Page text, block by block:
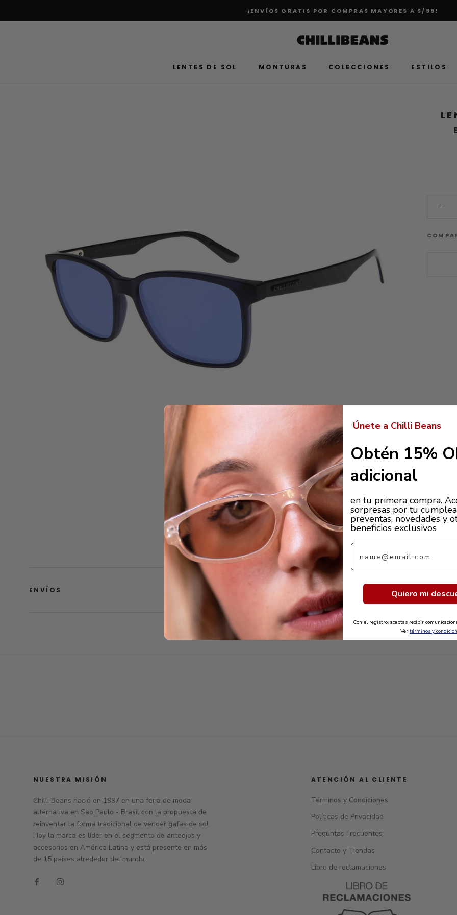
¡ENVÍOS GRATIS POR COMPRAS MAYORES A S/99!
LENTES DE SOL MONTURAS COLECCIONES ESTILOS
ENVÍOS
NUESTRA MISIÓN
Chilli Beans nació en 1997 en una feria de moda
alternativa en Sao Paulo - Brasil con la propuesta de
reinventar la forma tradicional de vender gafas de sol.
Hoy la marca es líder en el segmento de anteojos y
accesorios en América Latina y está presente en más
de 15 países alrededor del mundo.
ATENCIÓN AL CLIENTE
Términos y Condiciones
Políticas de Privacidad
Preguntas Frecuentes
Contacto y Tiendas
Libro de reclamaciones
Únete a Chilli Beans
Obtén 15%
adicional
en tu primera compra.
sorpresas por tu
preventas, novedades y
beneficios exclusivos
Email
Quiero mi
Con el registro. aceptas recibir
Ver términos y